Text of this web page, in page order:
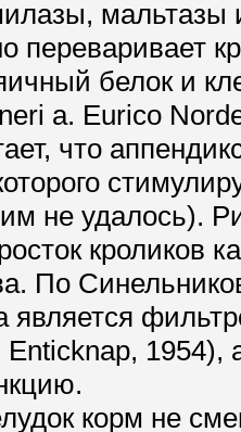
мальтазы
переваривает
белок и
a. Eurico
что
не удалось).
кроликов
По
является
1954),
корм не